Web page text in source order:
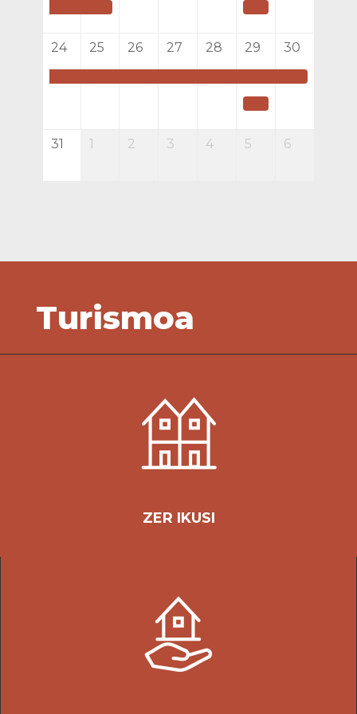
24 25 26 27 28 29 30
31 1 2 3 4 5 6
Turismoa
ZER IKUSI